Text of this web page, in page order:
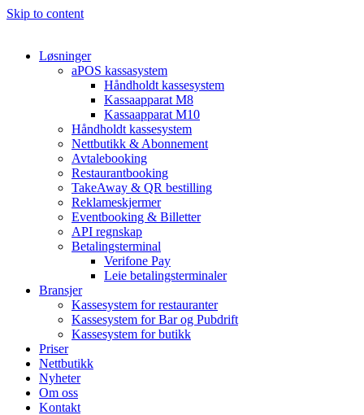
Skip to content
Løsninger
aPOS kassasystem
Håndholdt kassesystem
Kassaapparat M8
Kassaapparat M10
Håndholdt kassesystem
Nettbutikk & Abonnement
Avtale­booking
Restaurantbooking
TakeAway & QR bestilling
Reklameskjermer
Eventbooking & Billetter
API regnskap
Betalingsterminal
Verifone Pay
Leie betalingsterminaler
Bransjer
Kassesystem for restauranter
Kassesystem for Bar og Pubdrift
Kassesystem for butikk
Priser
Nettbutikk
Nyheter
Om oss
Kontakt